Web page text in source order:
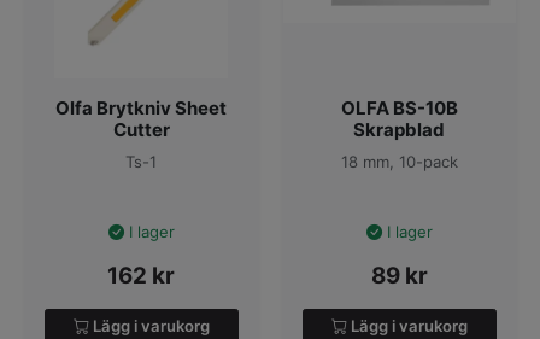
Olfa Brytkniv Sheet
Cutter
Ts-1
I lager
162 kr
Lägg i varukorg
OLFA BS-10B
Skrapblad
18 mm, 10-pack
I lager
89 kr
Lägg i varukorg